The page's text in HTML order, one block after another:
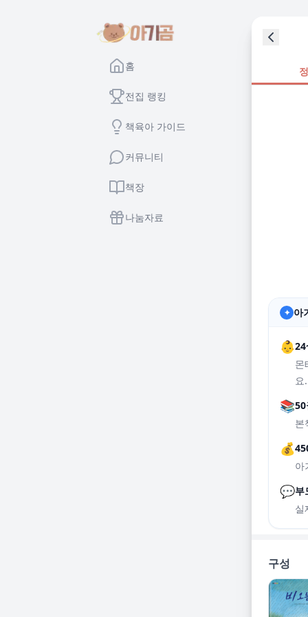
홈
전집 랭킹
책육아 가이드
커뮤니티
책장
나눔자료
✦ 아
👶
몬
요.
📚50
본
💰
아
💬부
실
구성